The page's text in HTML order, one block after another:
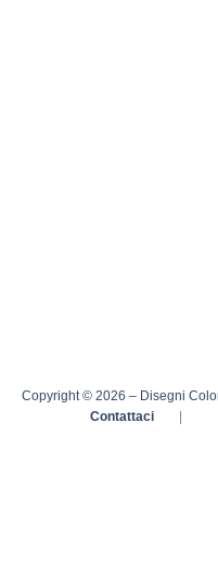
Copyright © 2026 – Disegni
Contattaci
|